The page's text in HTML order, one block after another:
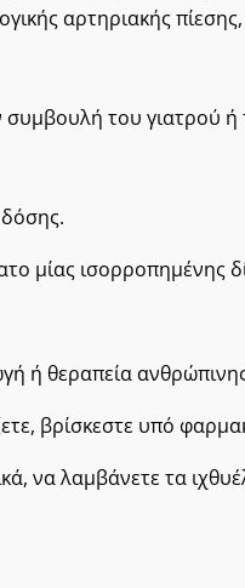
αρτηριακής
του γιατρού
μίας ισορροπημένης
ή θεραπεία
βρίσκεστε υπό
να λαμβάνετε τα